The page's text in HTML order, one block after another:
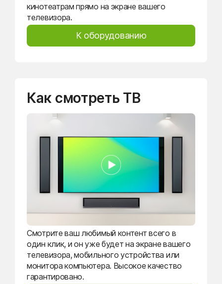
кинотеатрам прямо на экране вашего
телевизора.
К оборудованию
Как смотреть ТВ
Смотрите ваш любимый контент всего в
один клик, и он уже будет на экране вашего
телевизора, мобильного устройства или
монитора компьютера. Высокое качество
гарантировано.